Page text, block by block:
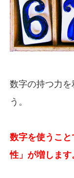
数字の持つ力を
う。
数字を使うこ
性」が増します